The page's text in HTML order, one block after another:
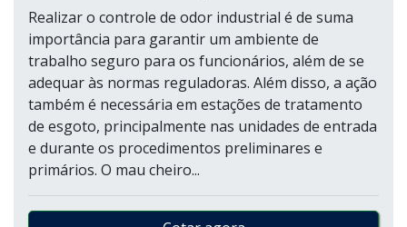
Realizar o controle de odor industrial é de suma
importância para garantir um ambiente de
trabalho seguro para os funcionários, além de se
adequar às normas reguladoras. Além disso, a ação
também é necessária em estações de tratamento
de esgoto, principalmente nas unidades de entrada
e durante os procedimentos preliminares e
primários. O mau cheiro...